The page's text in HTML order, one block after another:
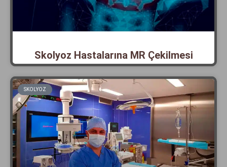
Skolyoz Hastalarına MR Çekilmesi
SKOLYOZ